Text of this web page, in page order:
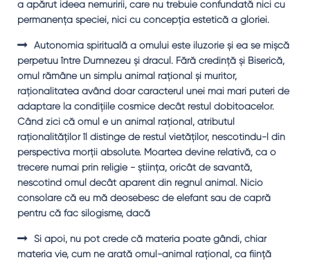
a apărut ideea nemuririi, care nu trebuie confundată nici cu
permanenţa speciei, nici cu concepţia estetică a gloriei.
Autonomia spirituală a omului este iluzorie şi ea se mişcă
perpetuu între Dumnezeu şi dracul. Fără credinţă şi Biserică,
omul rămâne un simplu animal raţional şi muritor,
raţionalitatea având doar caracterul unei mai mari puteri de
adaptare la condiţiile cosmice decât restul dobitoacelor.
Când zici că omul e un animal raţional, atributul
raţionalităţilor îl distinge de restul vietăţilor, nescotindu-l din
perspectiva morţii absolute. Moartea devine relativă, ca o
trecere numai prin religie - ştiinţa, oricât de savantă,
nescotind omul decât aparent din regnul animal. Nicio
consolare că eu mă deosebesc de elefant sau de capră
pentru că fac silogisme, dacă
Şi apoi, nu pot crede că materia poate gândi, chiar
materia vie, cum ne arată omul-animal raţional, ca fiinţă